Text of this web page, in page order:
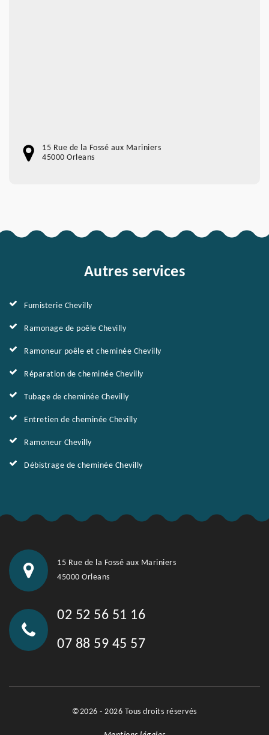
15 Rue de la Fossé aux Mariniers
45000 Orleans
Autres services
Fumisterie Chevilly
Ramonage de poêle Chevilly
Ramoneur poêle et cheminée Chevilly
Réparation de cheminée Chevilly
Tubage de cheminée Chevilly
Entretien de cheminée Chevilly
Ramoneur Chevilly
Débistrage de cheminée Chevilly
15 Rue de la Fossé aux Mariniers
45000 Orleans
02 52 56 51 16
07 88 59 45 57
©2026 - 2026 Tous droits réservés